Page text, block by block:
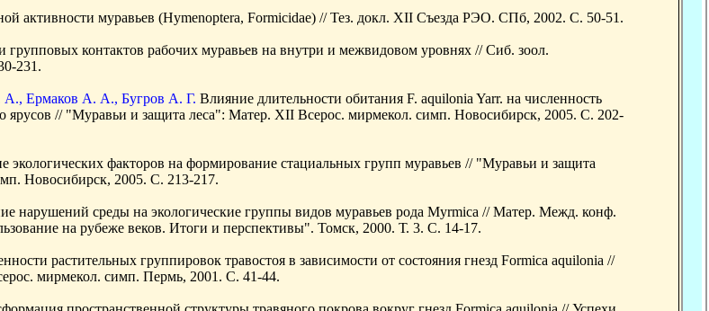
активности муравьев (Hymenoptera, Formicidae) // Тез. докл. XII Съезда РЭО. СПб, 2002. С. 50-51.
контактов рабочих муравьев на внутри и межвидовом уровнях // Сиб. зоол.
231.
Ермаков А. А., Бугров А. Г. Влияние длительности обитания F. aquilonia Yarr. на численность
ярусов // "Муравьи и защита леса": Матер. XII Всерос. мирмекол. симп. Новосибирск, 2005. С. 202-
экологических факторов на формирование стациальных групп муравьев // "Муравьи и защита
Новосибирск, 2005. С. 213-217.
нарушений среды на экологические группы видов муравьев рода Myrmica // Матер. Межд. конф.
на рубеже веков. Итоги и перспективы". Томск, 2000. Т. 3. С. 14-17.
растительных группировок травостоя в зависимости от состояния гнезд Formica aquilonia //
мирмекол. симп. Пермь, 2001. С. 41-44.